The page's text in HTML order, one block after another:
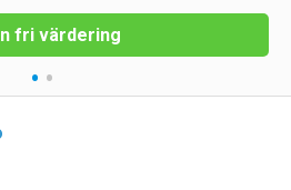
fri värdering
• •